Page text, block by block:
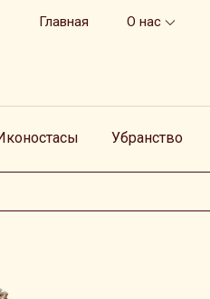
Главная
Убранство
О нас